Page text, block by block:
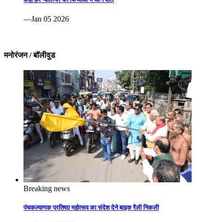
—Jan 05 2026
मनोरंजन / बॉलीवुड
Breaking news
पंचकल्याणक प्रतिष्ठा महोत्सव का संदेश देने बाइक रैली निकली